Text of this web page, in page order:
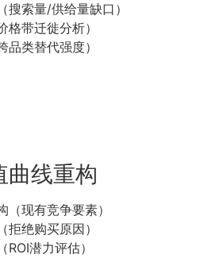
搜索量/供给量缺口）
带迁徙分析）
品类替代强度）
曲线重构
现有竞争要素）
绝购买原因）
潜力评估）